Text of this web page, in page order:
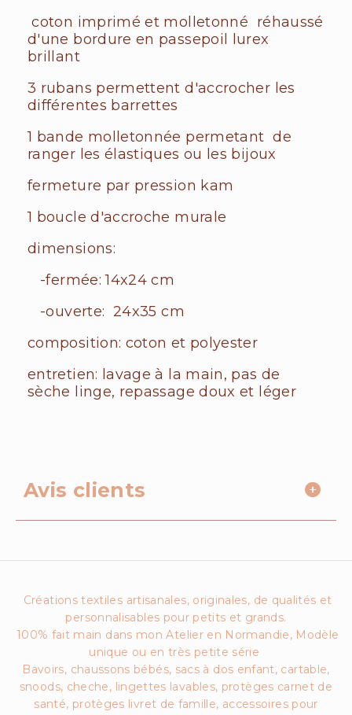
coton imprimé et molletonné réhaussé
d'une bordure en passepoil lurex
brillant
3 rubans permettent d'accrocher les
différentes barrettes
1 bande molletonnée permetant de
ranger les élastiques ou les bijoux
fermeture par pression kam
1 boucle d'accroche murale
dimensions:
-fermée: 14x24 cm
-ouverte: 24x35 cm
composition: coton et polyester
entretien: lavage à la main, pas de
sèche linge, repassage doux et léger
Avis clients
Créations textiles artisanales, originales, de qualités et
personnalisables pour petits et grands.
100% fait main dans mon Atelier en Normandie, Modèle
unique ou en très petite série
Bavoirs, chaussons bébés, sacs à dos enfant, cartable,
snoods, cheche, lingettes lavables, protèges carnet de
santé, protèges livret de famille, accessoires pour